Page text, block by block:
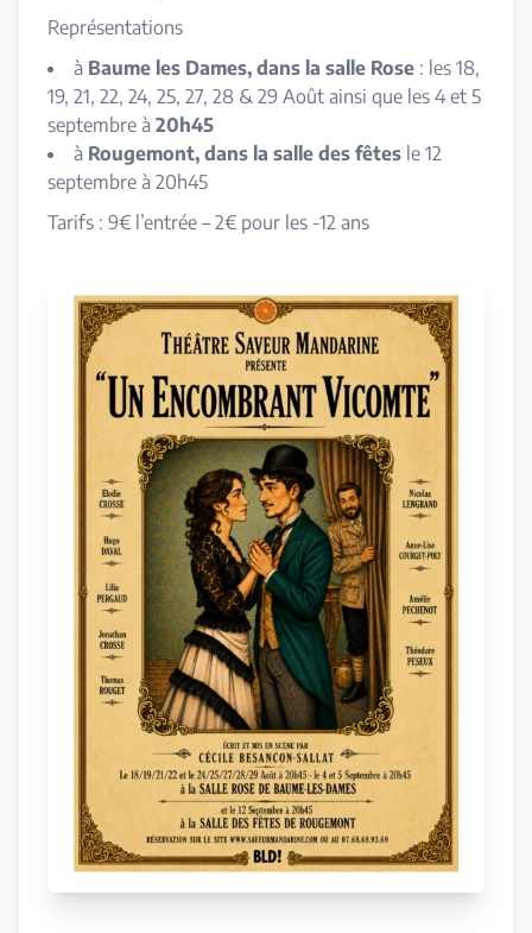
Représentations
à Baume les Dames, dans la salle Rose : les 18,
19, 21, 22, 24, 25, 27, 28 & 29 Août ainsi que les 4 et 5
septembre à 20h45
à Rougemont, dans la salle des fêtes le 12
septembre à 20h45
Tarifs : 9€ l’entrée – 2€ pour les -12 ans